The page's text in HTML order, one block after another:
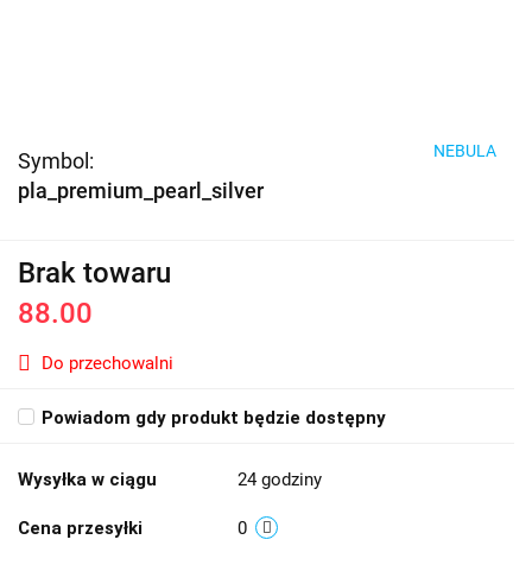
Symbol:
pla_premium_pearl_silver
NEBULA
Brak towaru
88.00
Do przechowalni
Powiadom gdy produkt będzie dostępny
Wysyłka w ciągu 24 godziny
Cena przesyłki 0